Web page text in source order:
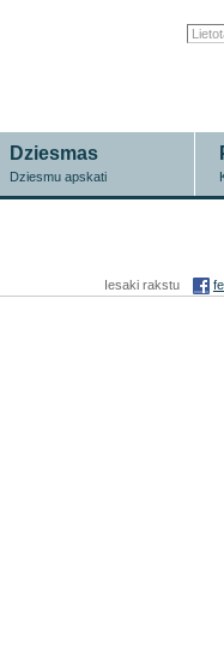
Dziesmas
Dziesmu apskati
Iesaki rakstu